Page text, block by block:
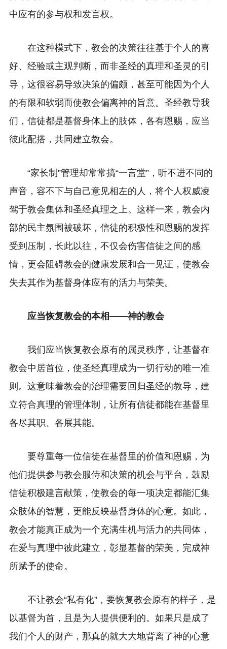
中应有的参与权和发言权。
在这种模式下，教会的决策往往基于个人的喜
好、经验或主观判断，而非圣经的真理和圣灵的引
导，这很容易导致决策的偏颇，甚至可能因为个人
的有限和软弱而使教会偏离神的旨意。圣经教导我
们，信徒都是基督身体上的肢体，各有恩赐，应当
彼此配搭，共同建立教会。
“家长制”管理却常常搞“一言堂”，听不进不同的
声音，容不下与自己意见相左的人，将个人权威凌
驾于教会集体和圣经真理之上。这样一来，教会内
部的民主氛围被破坏，信徒的积极性和恩赐的发挥
受到压制，长此以往，不仅会伤害信徒之间的感
情，更会阻碍教会的健康发展和合一见证，使教会
失去其作为基督身体应有的活力与荣美。
应当恢复教会的本相——神的教会
我们应当恢复教会原有的属灵秩序，让基督在
教会中居首位，使圣经真理成为一切行动的唯一准
则。这意味着教会的治理需要回归圣经的教导，建
立符合真理的管理体制，让所有信徒都能在基督里
各尽其职、各展其能。
要尊重每一位信徒在基督里的价值和恩赐，为
他们提供参与教会服侍和决策的机会与平台，鼓励
信徒积极建言献策，使教会的每一项决定都能汇集
众肢体的智慧，更能反映基督身体的心意。如此，
教会才能真正成为一个充满生机与活力的共同体，
在爱与真理中彼此建立，彰显基督的荣美，完成神
所赋予的使命。
不让教会“私有化”，要恢复教会原有的样子，是
以基督为首，且是为人提供便利的。如果只是成了
我们个人的财产，那真的就大大地背离了神的心意